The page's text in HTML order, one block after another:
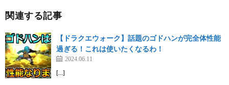
関連する記事
【ドラクエウォーク】話題のゴドハンが完全体性能
過ぎる！これは使いたくなるわ！
2024.06.11
[…]